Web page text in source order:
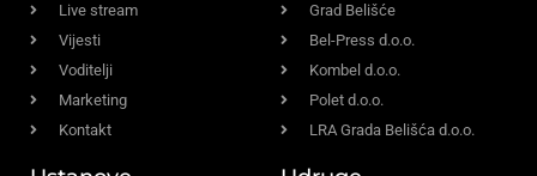
Live stream
Vijesti
Voditelji
Marketing
Kontakt
Grad Belišće
Bel-Press d.o.o.
Kombel d.o.o.
Polet d.o.o.
LRA Grada Belišća d.o.o.